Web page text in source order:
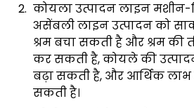
कोयला उत्पादन लाइन मशीन-
असेंबली लाइन उत्पादन को
श्रम बचा सकती है और श्रम की
कर सकती है, कोयले की
बढ़ा सकती है, और आर्थिक
सकती है।